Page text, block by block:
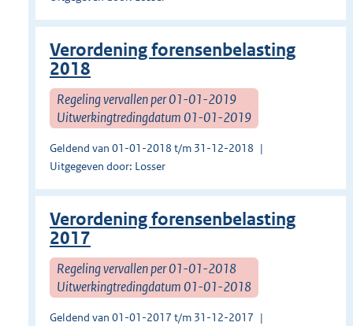
Verordening forensenbelasting
2018
Regeling vervallen per 01-01-2019
Uitwerkingtredingdatum 01-01-2019
Geldend van 01-01-2018 t/m 31-12-2018
Uitgegeven door: Losser
Verordening forensenbelasting
2017
Regeling vervallen per 01-01-2018
Uitwerkingtredingdatum 01-01-2018
Geldend van 01-01-2017 t/m 31-12-2017